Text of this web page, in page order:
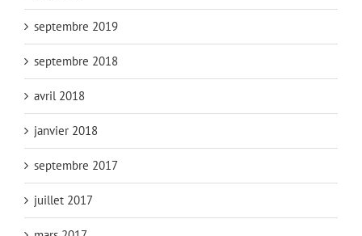
septembre 2019
septembre 2018
avril 2018
janvier 2018
septembre 2017
juillet 2017